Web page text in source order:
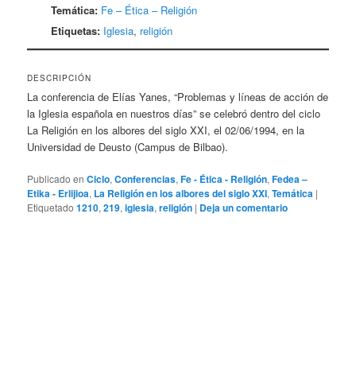
Temática: Fe – Ética – Religión
Etiquetas: Iglesia, religión
DESCRIPCIÓN
La conferencia de Elías Yanes, “Problemas y líneas de acción de
la Iglesia española en nuestros días” se celebró dentro del ciclo
La Religión en los albores del siglo XXI, el 02/06/1994, en la
Universidad de Deusto (Campus de Bilbao).
Publicado en Ciclo,Conferencias,Fe - Ética - Religión,Fedea –
Etika - Erlijioa, La Religión en los albores del siglo XXI,Temática |
Etiquetado 1210,219,iglesia,religión | Deja un comentario